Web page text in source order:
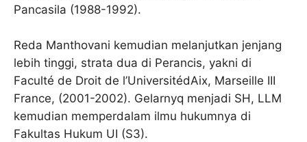
Pancasila (1988-1992).
Reda Manthovani kemudian melanjutkan jenjang
lebih tinggi, strata dua di Perancis, yakni di
Faculté de Droit de l’UniversitédAix, Marseille III
France, (2001-2002). Gelarnyq menjadi SH, LLM
kemudian memperdalam ilmu hukumnya di
Fakultas Hukum UI (S3).